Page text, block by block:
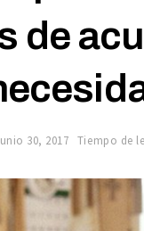
de
30, 2017 Tiempo de